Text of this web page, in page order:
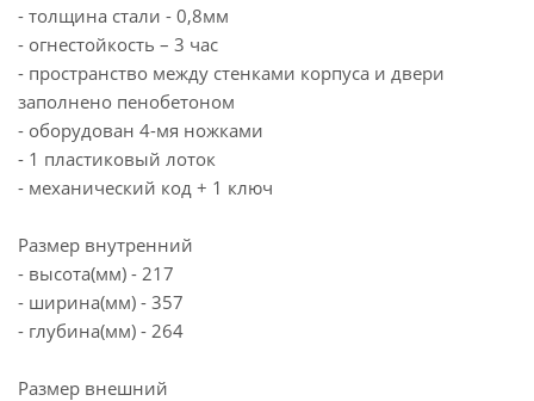
- толщина стали - 0,8мм
- огнестойкость – 3 час
- пространство между стенками корпуса и двери
заполнено пенобетоном
- оборудован 4-мя ножками
- 1 пластиковый лоток
- механический код + 1 ключ
Размер внутренний
- высота(мм) - 217
- ширина(мм) - 357
- глубина(мм) - 264
Размер внешний